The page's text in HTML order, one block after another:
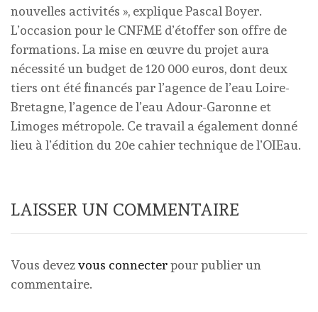
nouvelles activités », explique Pascal Boyer.
L’occasion pour le CNFME d’étoffer son offre de
formations. La mise en œuvre du projet aura
nécessité un budget de 120 000 euros, dont deux
tiers ont été financés par l’agence de l’eau Loire-
Bretagne, l’agence de l’eau Adour-Garonne et
Limoges métropole. Ce travail a également donné
lieu à l’édition du 20e cahier technique de l’OIEau.
LAISSER UN COMMENTAIRE
Vous devezvous connecterpour publier un
commentaire.